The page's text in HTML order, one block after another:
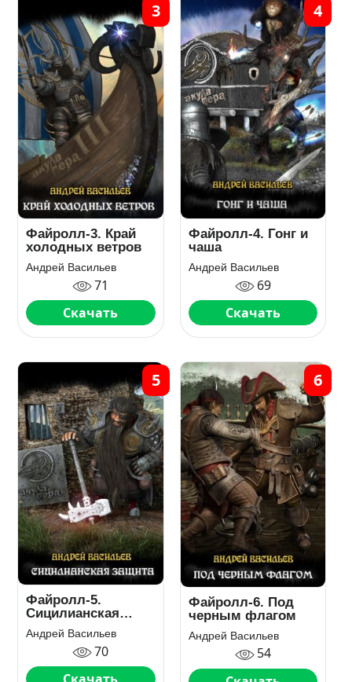
Файролл-3. Край
холодных ветров
Андрей Васильев
71
Скачать
3
Файролл-4. Гонг и
чаша
Андрей Васильев
69
Скачать
4
Файролл-5.
Сицилианская
защита
Андрей Васильев
70
5
Файролл-6. Под
черным флагом
Андрей Васильев
54
6